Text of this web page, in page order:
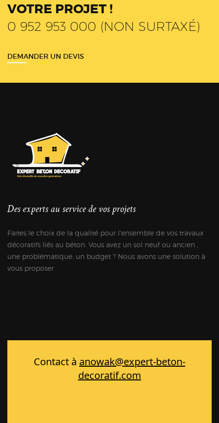
VOTRE PROJET !
0 952 953 000 (NON SURTAXÉ)
DEMANDER UN DEVIS
Des experts au service de vos projets
Faites le choix de la qualité pour l'ensemble de vos travaux
décoratifs liés au béton. Vous avez un sol neuf ou ancien ,
une problématique, un budget ? Nous avons une solution à
vous proposer